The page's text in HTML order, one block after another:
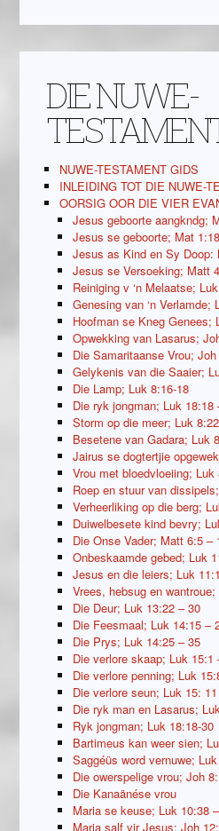
DIE NUWE-
NUWE-TESTAMENT GIDS
INLEIDING TOT DIE NUWE-
OORSIG OOR DIE VIER
Jesus geboorte aangkndg;
Jesus se geboorte; Mat
Jesus as Kind en Sy Doop:
Jesus se Versoeking; Matt
Reiniging v ‘n Melaatse;
Genesing van ‘n Verlamde;
Hoofman se Kneg Genees;
Opwekking van Lasarus;
Die Samaritaanse Vrou;
Gelykenis van die Saaier;
Die Lamp; Luk 8:16-18
Die ryk jongman; Luk 18:18
Storm op die meer; Luk
Besetene van Gadara; Luk
Jairus se dogtertjie
Vrou met bloedvloeiing; Luk
Roep en stuur van
Verheerliking op die berg;
Duiwelbesete kind bevry;
Die Onse Vader; Matt 6:5 –
Onbeskaamde gebed; Luk
Jesus en die leiers; Luk
Vrees, hebsug en
Die Deur; Luk 13:22 – 30
Die Feesmaal; Luk 14:15 –
Die Prys; Luk 14:25 – 35
Die verlore skaap; Luk 15:1
Die verlore penning; Luk
Die verlore seun; Luk 15:
Die ryk man en Lasarus;
Ryk jongman; Luk 18:18-30
Bartimeus kan weer sien;
Saggéüs word vernuwe;
Die owerspelige vrou; Joh
Die Kanaänése vrou
Maria se keuse; Luk 10:38
Maria salf vir Jesus; Joh